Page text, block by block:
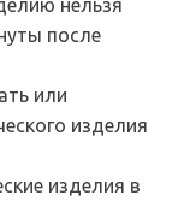
нельзя
после
или
изделия
изделия в